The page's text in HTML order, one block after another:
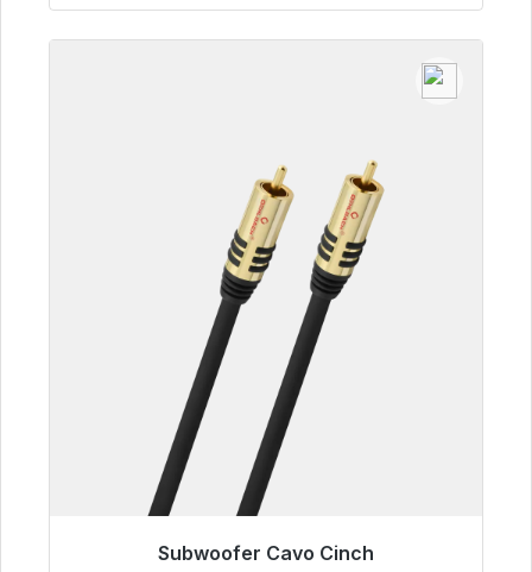
Subwoofer Cavo Cinch
Pronto per la spedizione immediata, tempo di